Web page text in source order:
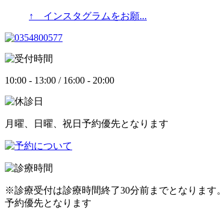
↑ インスタグラムをお願...
10:00 - 13:00 / 16:00 - 20:00
月曜、日曜、祝日予約優先となります
※診療受付は診療時間終了30分前までとなります。
予約優先となります